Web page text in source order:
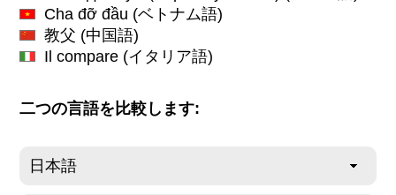
Cha đỡ đầu (ベトナム語)
教父 (中国語)
Il compare (イタリア語)
二つの言語を比較します: